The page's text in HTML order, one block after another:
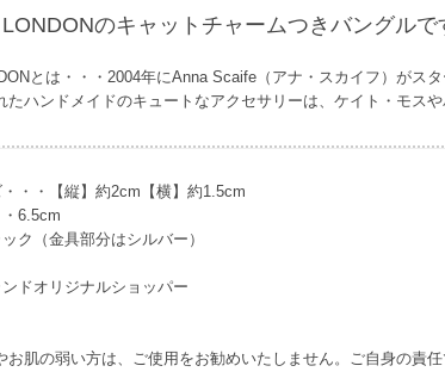
のキャットチャームつきバングルで
とは・・・2004年にAnna Scaife（アナ・スカイフ）がス
たハンドメイドのキュートなアクセサリーは、ケイト・モス
・・【縦】約2cm【横】約1.5cm
6.5cm
ク（金具部分はシルバー）
ドオリジナルショッパー
肌の弱い方は、ご使用をお勧めいたしません。ご自身の責任